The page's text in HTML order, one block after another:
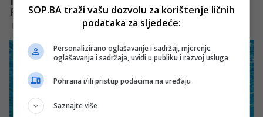
SOP.BA traži vašu dozvolu za korištenje ličnih
podataka za sljedeće:
Personalizirano oglašavanje i sadržaj, mjerenje
oglašavanja i sadržaja, uvidi u publiku i razvoj usluga
Pohrana i/ili pristup podacima na uređaju
Saznajte više